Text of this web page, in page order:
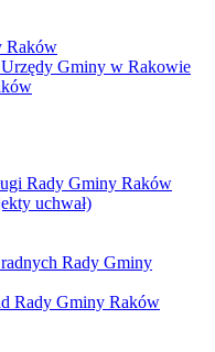
Raków
Gminy w Rakowie
Rady Gminy Raków
uchwał)
Rady Gminy
Rady Gminy Raków